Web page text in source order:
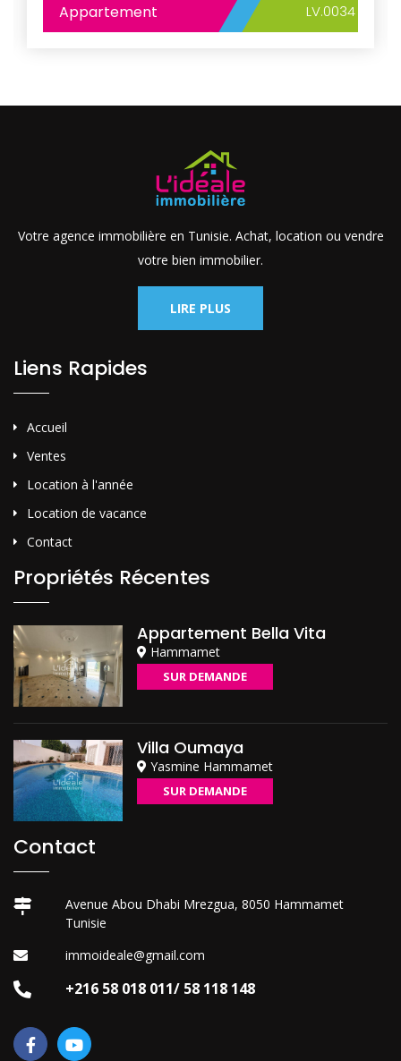
Appartement LV.0034
Votre agence immobilière en Tunisie. Achat, location ou vendre
votre bien immobilier.
LIRE PLUS
Liens Rapides
Accueil
Ventes
Location à l'année
Location de vacance
Contact
Propriétés Récentes
Appartement Bella Vita
Hammamet
SUR DEMANDE
Villa Oumaya
Yasmine Hammamet
SUR DEMANDE
Contact
Avenue Abou Dhabi Mrezgua, 8050 Hammamet
Tunisie
immoideale@gmail.com
+216 58 018 011/ 58 118 148